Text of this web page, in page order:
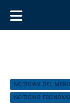
NOTICIAS DEL
NOTICIAS